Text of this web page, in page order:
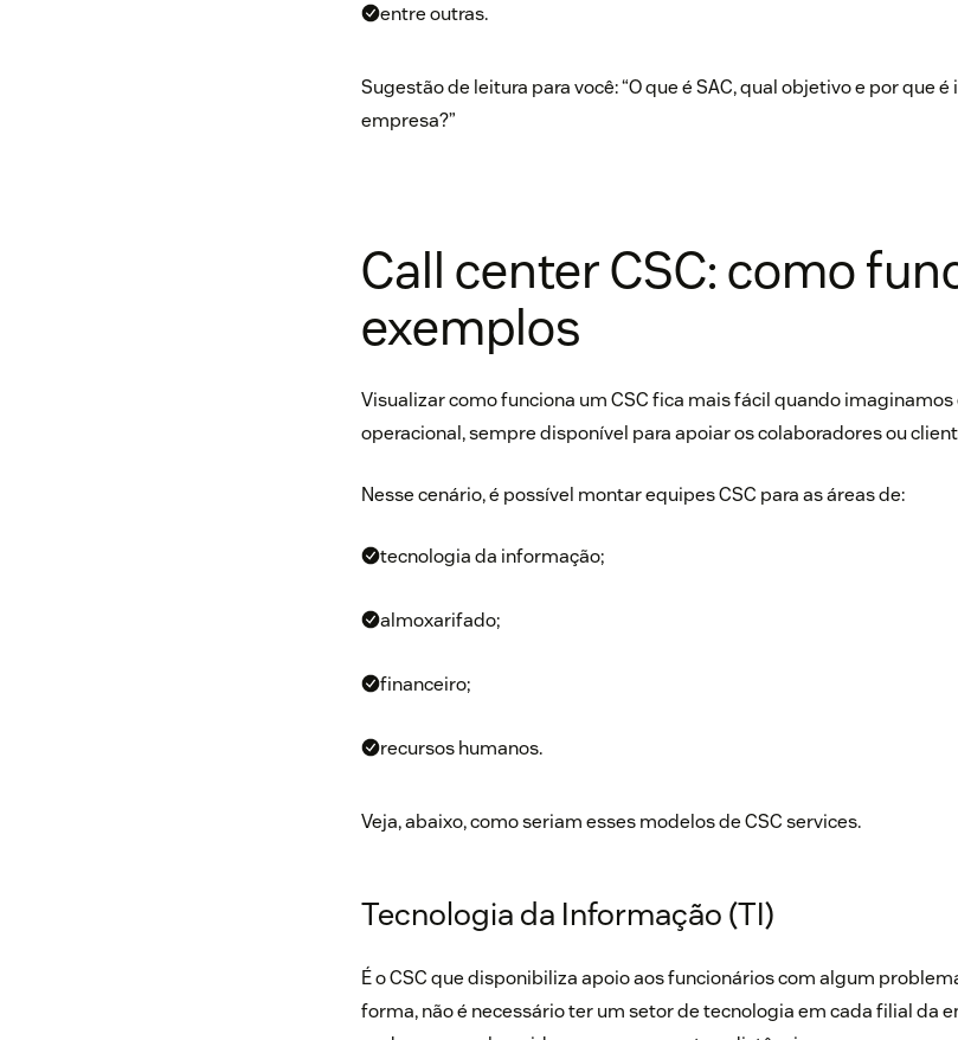
entre outras.
Sugestão de leitura para você: “O que é SAC, qual objetivo e por que
empresa?”
Call center CSC: como
exemplos
Visualizar como funciona um CSC fica mais fácil quando imaginamos
operacional, sempre disponível para apoiar os colaboradores ou
Nesse cenário, é possível montar equipes CSC para as áreas de:
tecnologia da informação;
almoxarifado;
financeiro;
recursos humanos.
Veja, abaixo, como seriam esses modelos de CSC services.
Tecnologia da Informação (TI)
É o CSC que disponibiliza apoio aos funcionários com algum
forma, não é necessário ter um setor de tecnologia em cada filial da